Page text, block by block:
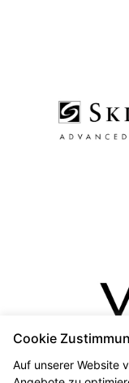
Cookie
Auf unserer Website